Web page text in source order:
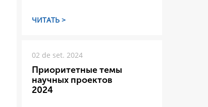
ЧИТАТЬ >
02 de set. 2024
Приоритетные темы
научных проектов
2024